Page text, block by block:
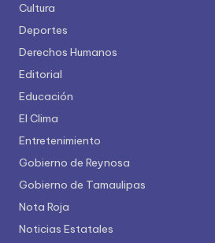
Cultura
Deportes
Derechos Humanos
Editorial
Educación
El Clima
Entretenimiento
Gobierno de Reynosa
Gobierno de Tamaulipas
Nota Roja
Noticias Estatales